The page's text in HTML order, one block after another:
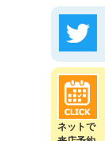
ネットで